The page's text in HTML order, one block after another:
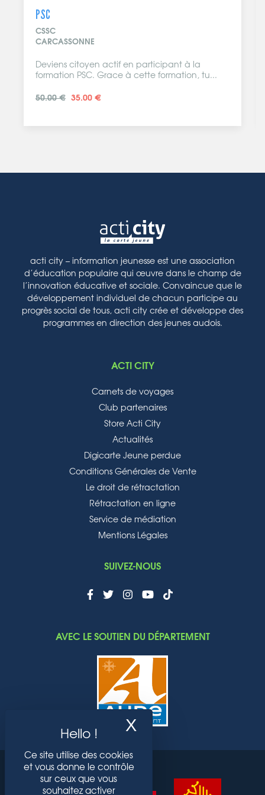
PSC
CSSC
CARCASSONNE
Deviens citoyen actif en participant à la
formation PSC. Grace à cette formation, tu...
50.00 € 35.00 €
acti city – information jeunesse est une association
d’éducation populaire qui œuvre dans le champ de
l’innovation éducative et sociale. Convaincue que le
développement individuel de chacun participe au
progrès social de tous, acti city crée et développe des
programmes en direction des jeunes audois.
ACTI CITY
Carnets de voyages
Club partenaires
Store Acti City
Actualités
Digicarte Jeune perdue
Conditions Générales de Vente
Le droit de rétractation
Rétractation en ligne
Service de médiation
Mentions Légales
SUIVEZ-NOUS
AVEC LE SOUTIEN DU DÉPARTEMENT
Ce site utilise des cookies
et vous donne le contrôle
sur ceux que vous
souhaitez activer
X Masquer le